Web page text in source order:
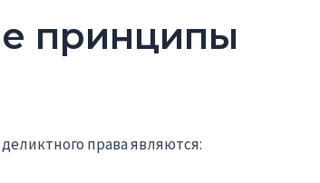
принципы
права являются: